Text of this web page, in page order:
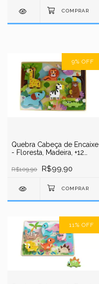
9% OFF
Quebra Cabeça de Encaixe
- Floresta, Madeira, +12
Toys
R$109,90 R$99,90
11% OFF